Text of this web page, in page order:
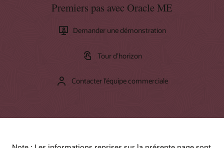
Premiers pas avec Oracle ME
Demander une démonstration
Tour d’horizon
Contacter l’équipe commerciale